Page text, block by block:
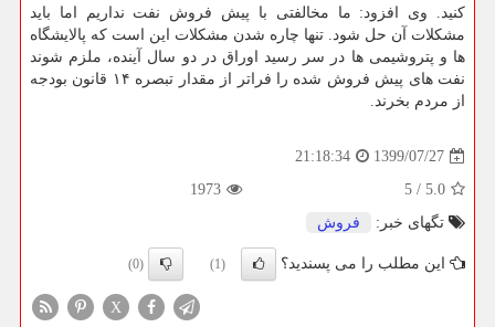
کنید. وی افزود: ما مخالفتی با پیش فروش نفت نداریم اما باید
مشکلات آن حل شود. تنها چاره شدن مشکلات این است که پالایشگاه
ها و پتروشیمی ها در سر رسید اوراق در دو سال آینده، ملزم شوند
نفت های پیش فروش شده را فراتر از مقدار تبصره ۱۴ قانون بودجه
از مردم بخرند.
1399/07/27
21:18:34
5.0
/
5
1973
تگهای خبر:
فروش
این مطلب را می پسندید؟ (1)
(0)
X